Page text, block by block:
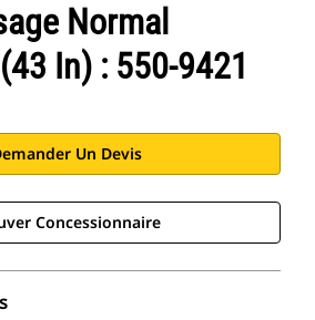
Normal
In) : 550-9421
Un Devis
Concessionnaire